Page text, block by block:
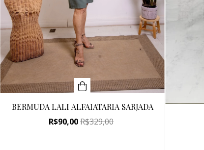
BERMUDA LALI ALFAIATARIA SARJADA
R$90,00R$329,00